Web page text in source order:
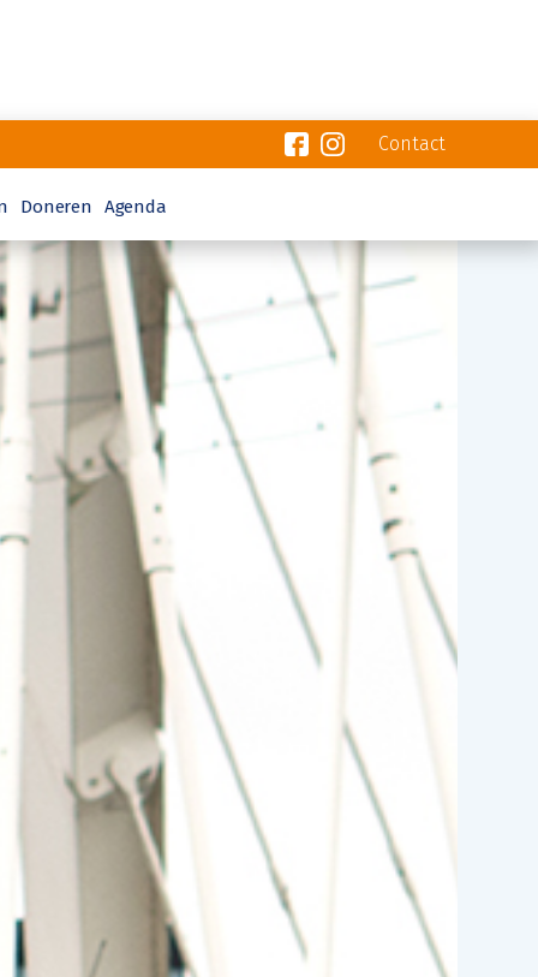
Contact
Doneren Agenda